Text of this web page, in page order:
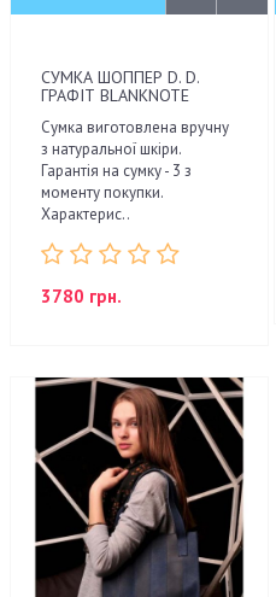
СУМКА ШОППЕР D. D.
ГРАФІТ BLANKNOTE
Сумка виготовлена вручну
з натуральної шкіри.
Гарантія на сумку - 3 з
моменту покупки.
Характерис..
3780 грн.